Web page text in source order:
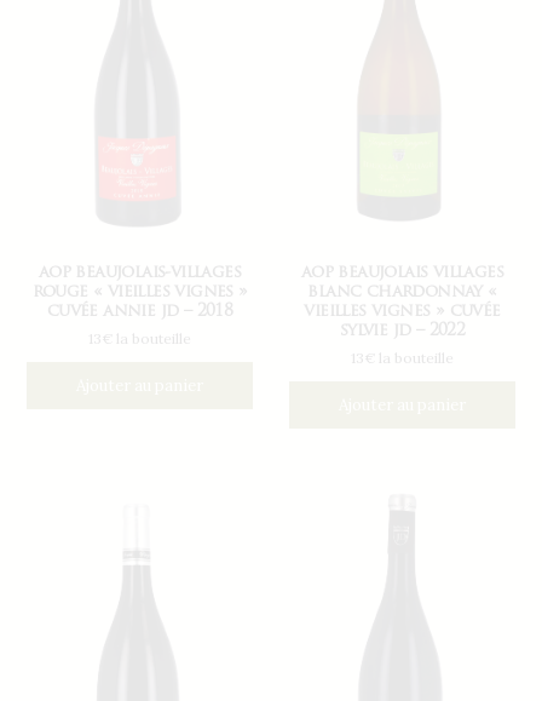
aop beaujolais-villages
rouge « vieilles vignes »
cuvée annie jd – 2018
13€ la bouteille
aop beaujolais villages
blanc chardonnay «
vieilles vignes » cuvée
sylvie jd – 2022
13€ la bouteille